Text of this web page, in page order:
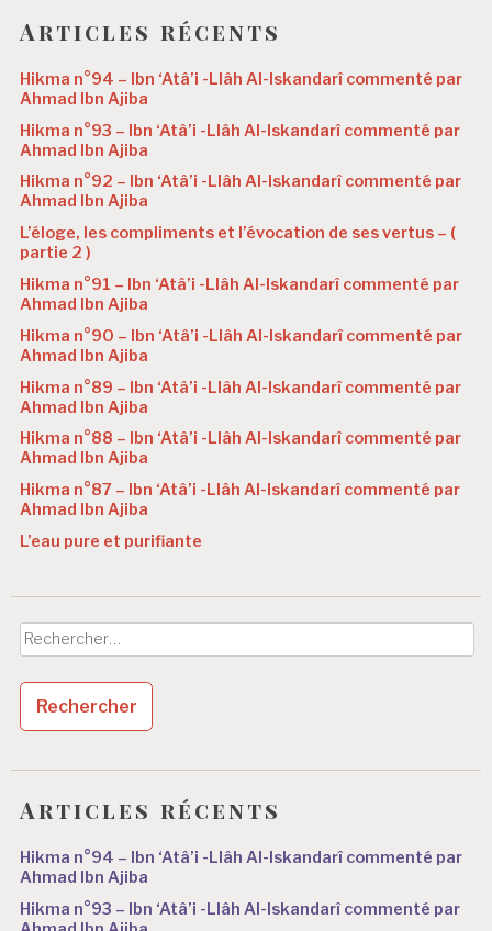
Articles récents
Hikma n°94 – Ibn ‘Atâ’i -Llâh Al-Iskandarî commenté par
Ahmad Ibn Ajiba
Hikma n°93 – Ibn ‘Atâ’i -Llâh Al-Iskandarî commenté par
Ahmad Ibn Ajiba
Hikma n°92 – Ibn ‘Atâ’i -Llâh Al-Iskandarî commenté par
Ahmad Ibn Ajiba
L’éloge, les compliments et l’évocation de ses vertus – (
partie 2 )
Hikma n°91 – Ibn ‘Atâ’i -Llâh Al-Iskandarî commenté par
Ahmad Ibn Ajiba
Hikma n°90 – Ibn ‘Atâ’i -Llâh Al-Iskandarî commenté par
Ahmad Ibn Ajiba
Hikma n°89 – Ibn ‘Atâ’i -Llâh Al-Iskandarî commenté par
Ahmad Ibn Ajiba
Hikma n°88 – Ibn ‘Atâ’i -Llâh Al-Iskandarî commenté par
Ahmad Ibn Ajiba
Hikma n°87 – Ibn ‘Atâ’i -Llâh Al-Iskandarî commenté par
Ahmad Ibn Ajiba
L’eau pure et purifiante
Rechercher :
Articles récents
Hikma n°94 – Ibn ‘Atâ’i -Llâh Al-Iskandarî commenté par
Ahmad Ibn Ajiba
Hikma n°93 – Ibn ‘Atâ’i -Llâh Al-Iskandarî commenté par